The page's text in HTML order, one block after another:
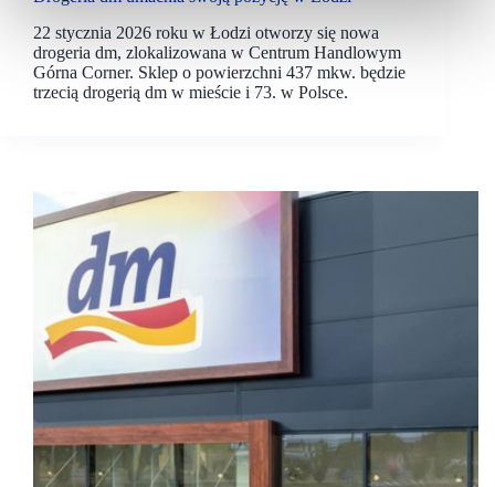
22 stycznia 2026 roku w Łodzi otworzy się nowa
drogeria dm, zlokalizowana w Centrum Handlowym
Górna Corner. Sklep o powierzchni 437 mkw. będzie
trzecią drogerią dm w mieście i 73. w Polsce.